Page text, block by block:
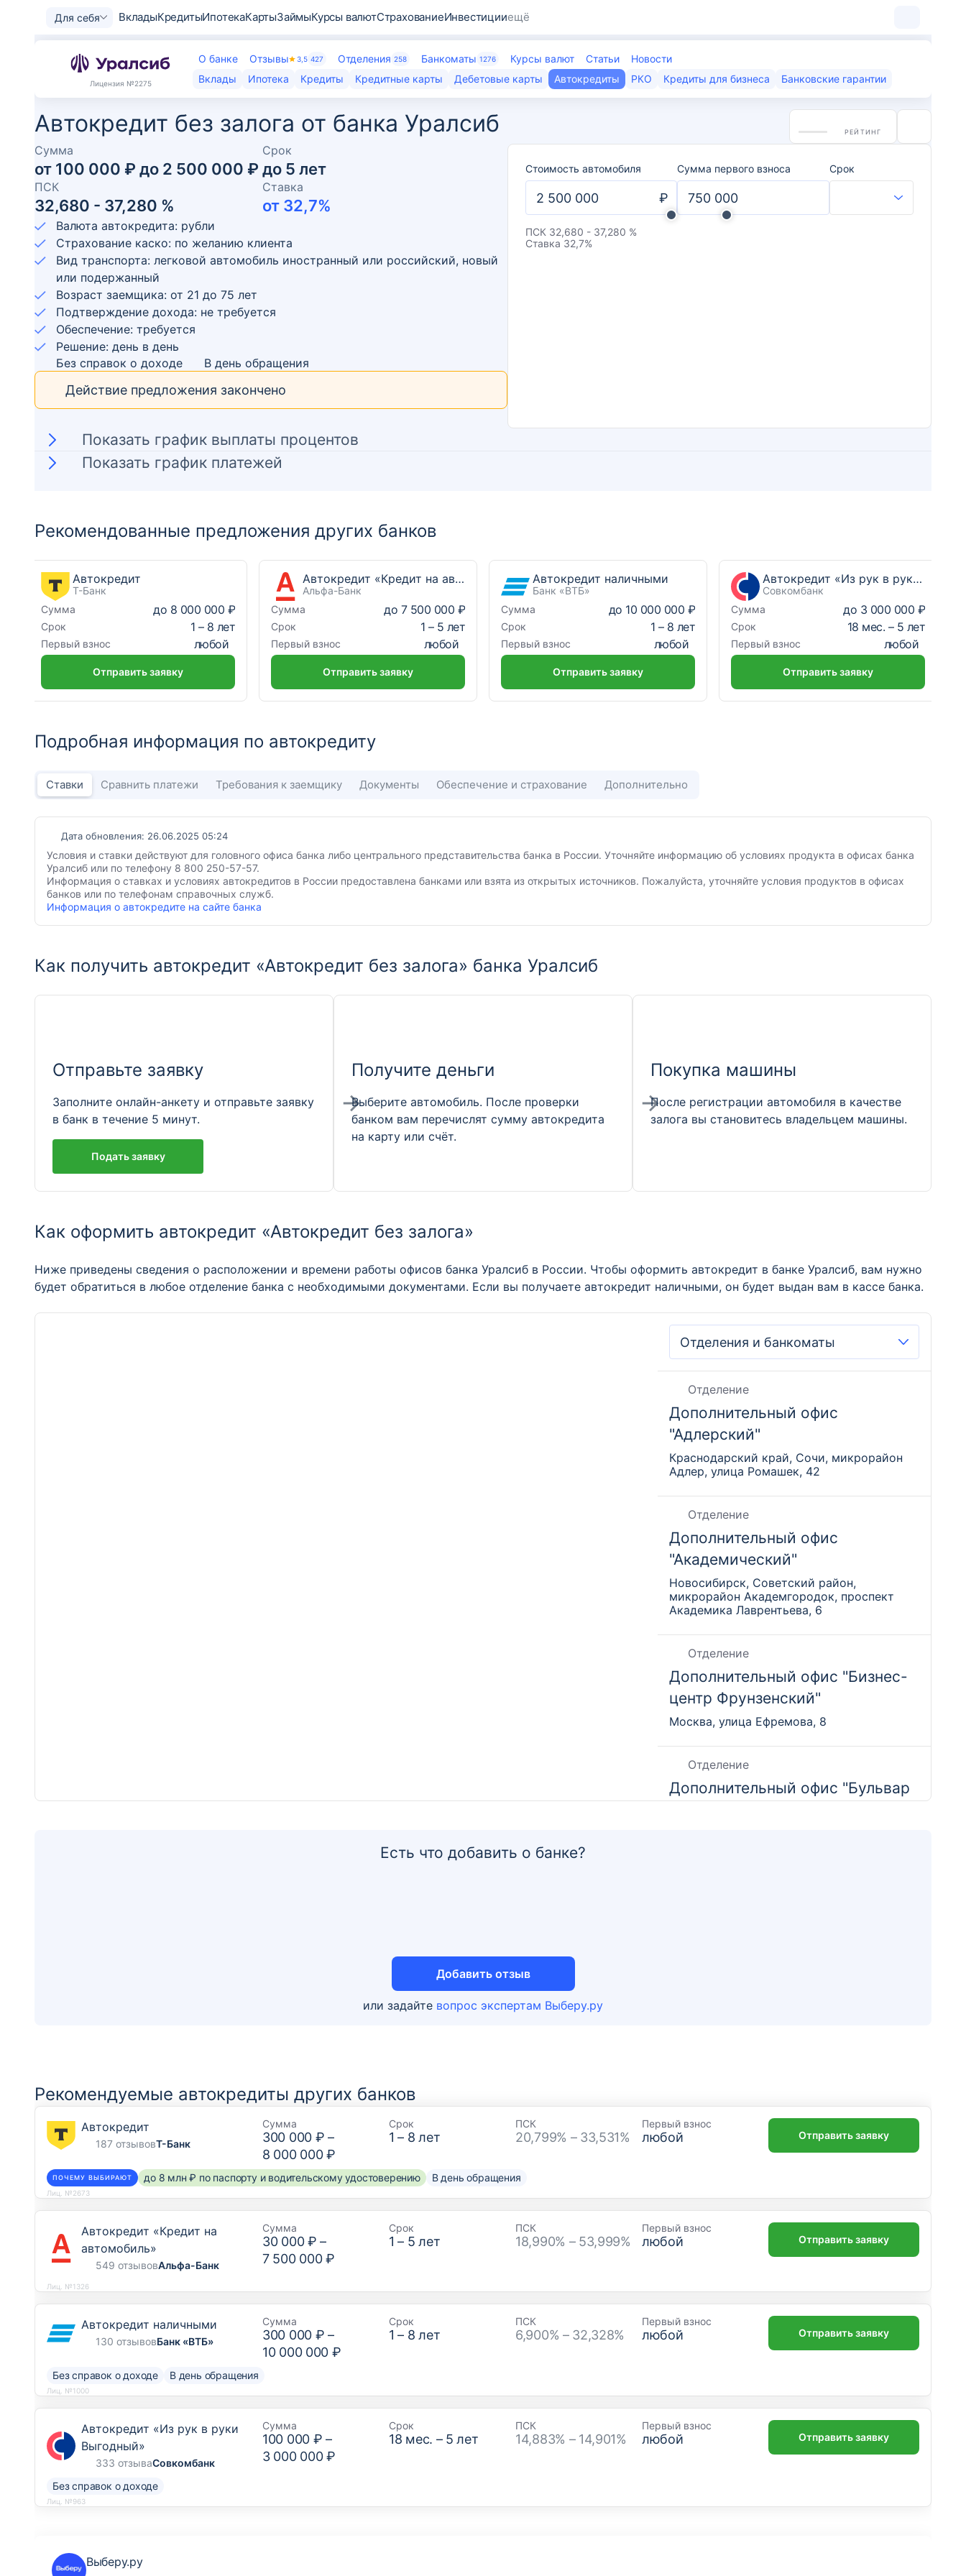
Для себя ВкладыКредитыИпотекаКартыЗаймыКурсы валютСтрахованиеИнвестицииещё
Лицензия №2275
О банке Отзывы 3,5 427 Отделения 258 Банкоматы 1276 Курсы валют Статьи
Новости
Вклады
Ипотека Кредиты Кредитные карты Дебетовые карты Автокредиты РКО Кредиты для бизнеса Банковские гарантии
Автокредит без залога от банка Уралсиб РЕЙТИНГ
Сумма
от 100 000 ₽ до 2 500 000 ₽
Срок
до 5 лет
ПСК
32,680 - 37,280 %
Ставка
от 32,7%
Валюта автокредита: рубли
Страхование каско: по желанию клиента
Вид транспорта: легковой автомобиль иностранный или российский, новый
или подержанный
Возраст заемщика: от 21 до 75 лет
Подтверждение дохода: не требуется
Обеспечение: требуется
Решение: день в день
Без справок о доходе
В день обращения
Действие предложения закончено
Стоимость автомобиля
₽
Сумма первого взноса Срок
ПСК 32,680 - 37,280 %
Ставка 32,7%
Показать график выплаты процентов
Показать график платежей
Рекомендованные предложения других банков
Автокредит
Т-Банк
Сумма
до 8 000 000 ₽
Срок 1 – 8 лет
Первый взнос любой
Отправить заявку
Автокредит «Кредит на автомобиль»
Альфа-Банк
Сумма
до 7 500 000 ₽
Срок 1 – 5 лет
Первый взнос любой
Отправить заявку
Автокредит наличными
Банк «ВТБ»
Сумма
до 10 000 000 ₽
Срок 1 – 8 лет
Первый взнос любой
Отправить заявку
Автокредит «Из рук в руки Выгодный»
Совкомбанк
Сумма
до 3 000 000 ₽
Срок 18 мес. – 5 лет
Первый взнос любой
Отправить заявку
Подробная информация по автокредиту
Ставки Сравнить платежи Требования к заемщику Документы Обеспечение и страхование Дополнительно
Дата обновления: 26.06.2025 05:24
Условия и ставки действуют для головного офиса банка либо центрального представительства банка в России. Уточняйте информацию об условиях продукта в офисах банка
Уралсиб или по телефону 8 800 250-57-57.
Информация о ставках и условиях автокредитов в России предоставлена банками или взята из открытых источников. Пожалуйста, уточняйте условия продуктов в офисах
банков или по телефонам справочных служб.
Информация о автокредите на сайте банка
Как получить автокредит «Автокредит без залога» банка Уралсиб
Отправьте заявку
Заполните онлайн-анкету и отправьте заявку
в банк в течение 5 минут.
Подать заявку
Получите деньги
Выберите автомобиль. После проверки
банком вам перечислят сумму автокредита
на карту или счёт.
Покупка машины
После регистрации автомобиля в качестве
залога вы становитесь владельцем машины.
Как оформить автокредит «Автокредит без залога»
Ниже приведены сведения о расположении и времени работы офисов банка Уралсиб в России. Чтобы оформить автокредит в банке Уралсиб, вам нужно
будет обратиться в любое отделение банка с необходимыми документами. Если вы получаете автокредит наличными, он будет выдан вам в кассе банка.
Отделение
Дополнительный офис
"Адлерский"
Краснодарский край, Сочи, микрорайон
Адлер, улица Ромашек, 42
Отделение
Дополнительный офис
"Академический"
Новосибирск, Советский район,
микрорайон Академгородок, проспект
Академика Лаврентьева, 6
Отделение
Дополнительный офис "Бизнес-
центр Фрунзенский"
Москва, улица Ефремова, 8
Отделение
Дополнительный офис "Бульвар
Отделение
Дополнительный офис
Краснодар, Центральный микрорайон,
Кубанская набережная, 25
"Выборгское"
Санкт-Петербург, проспект Энгельса, 111к1
"Гостиный двор"
Республика Башкортостан, Уфа,
Верхнеторговая площадь, 1
Дополнительный офис
Есть что добавить о банке?
Добавить отзыв
или задайте вопрос экспертам Выберу.ру
Рекомендуемые автокредиты других банков
Автокредит
187 отзывовТ-Банк
Сумма
300 000 ₽ –
8 000 000 ₽
Срок
1 – 8 лет
ПСК
20,799% – 33,531%
Первый взнос
любой
ПОЧЕМУ ВЫБИРАЮТ до 8 млн ₽ по паспорту и водительскому удостоверению В день обращения
Отправить заявку
Лиц. №2673
Автокредит «Кредит на
автомобиль»
549 отзывовАльфа-Банк
Сумма
30 000 ₽ –
7 500 000 ₽
Срок
1 – 5 лет
ПСК
18,990% – 53,999%
Первый взнос
любой Отправить заявку
Лиц. №1326
Автокредит наличными
130 отзывовБанк «ВТБ»
Сумма
300 000 ₽ –
10 000 000 ₽
Срок
1 – 8 лет
ПСК
6,900% – 32,328%
Первый взнос
любой
Без справок о доходе В день обращения
Отправить заявку
Лиц. №1000
Автокредит «Из рук в руки
Выгодный»
333 отзываСовкомбанк
Сумма
100 000 ₽ –
3 000 000 ₽
Срок
18 мес. – 5 лет
ПСК
14,883% – 14,901%
Первый взнос
любой
Без справок о доходе
Отправить заявку
Лиц. №963
Выберу.ру